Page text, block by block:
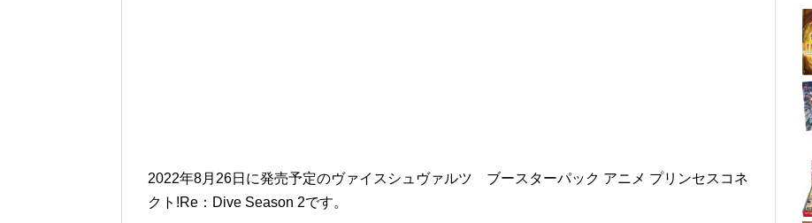
2022年8月26日に発売予定のヴァイスシュヴァルツ ブースターパック アニメ プリンセスコネ
クト!Re：Dive Season 2です。